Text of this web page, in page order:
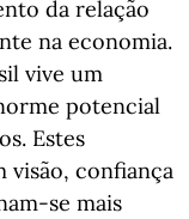
da relação
na economia.
vive um
potencial
Estes
visão, confiança
se mais